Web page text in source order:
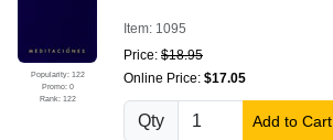
Popularity: 122
Promo: 0
Rank: 122
Item: 1095
Price: $18.95
Online Price: $17.05
Qty Add to Cart